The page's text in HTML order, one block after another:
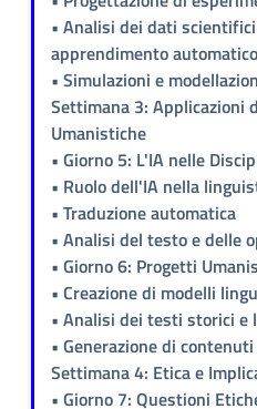
• Analisi dei dati
apprendimento automatico
• Simulazioni e
Settimana 3: Applicazioni
Umanistiche
• Giorno 5: L'IA nelle
• Ruolo dell'IA nella
• Traduzione automatica
• Analisi del testo e delle
• Giorno 6: Progetti
• Creazione di modelli
• Analisi dei testi storici e
• Generazione di
Settimana 4: Etica e
• Giorno 7: Questioni